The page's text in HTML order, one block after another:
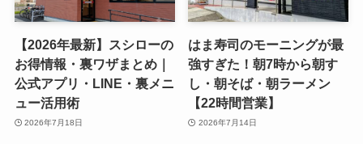
【2026年最新】スシローの
お得情報・裏ワザまとめ｜
公式アプリ・LINE・裏メニ
ュー活用術
2026年7月18日
はま寿司のモーニングが最
強すぎた！朝7時から朝す
し・朝そば・朝ラーメン
【22時間営業】
2026年7月14日